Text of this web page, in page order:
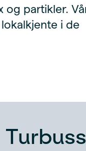
og partikler.
i de